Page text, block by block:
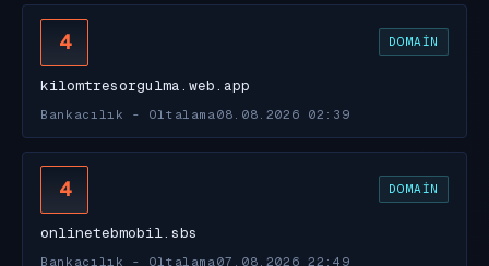
4 DOMAIN
kilomtresorgulma.web.app
Bankacılık - Oltalama 08.08.2026 02:39
4 DOMAIN
onlinetebmobil.sbs
Bankacılık - Oltalama 07.08.2026 22:49